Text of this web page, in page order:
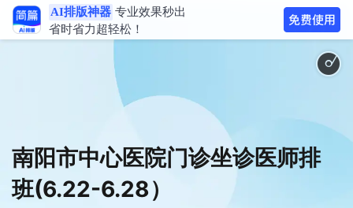
AI排版神器 专业效果秒出
省时省力超轻松！
钢琴叙事日常 - A new
南阳市中心医院门诊坐诊医师排
班(6.22-6.28）